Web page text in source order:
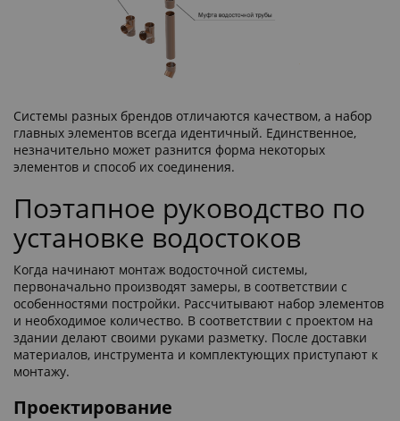
Системы разных брендов отличаются качеством, а набор
главных элементов всегда идентичный. Единственное,
незначительно может разнится форма некоторых
элементов и способ их соединения.
Поэтапное руководство по
установке водостоков
Когда начинают монтаж водосточной системы,
первоначально производят замеры, в соответствии с
особенностями постройки. Рассчитывают набор элементов
и необходимое количество. В соответствии с проектом на
здании делают своими руками разметку. После доставки
материалов, инструмента и комплектующих приступают к
монтажу.
Проектирование